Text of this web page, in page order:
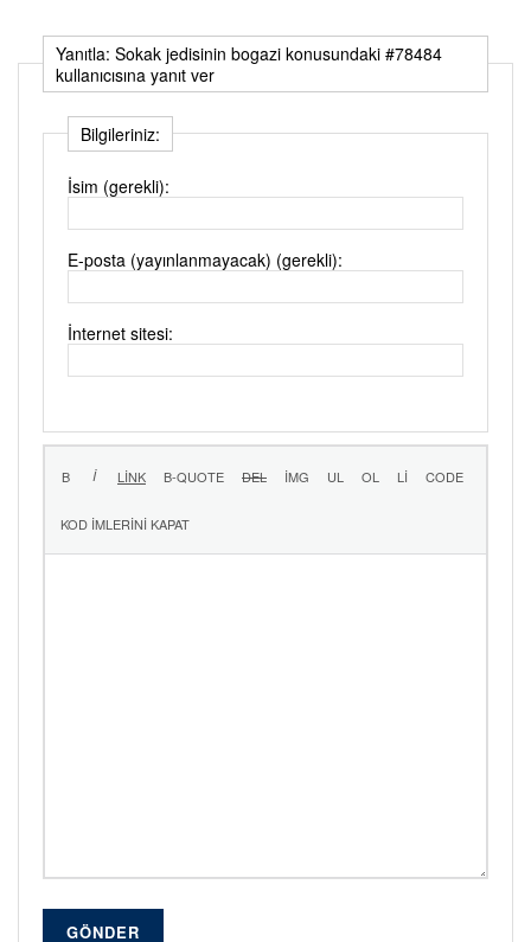
Yanıtla: Sokak jedisinin bogazi konusundaki #78484
kullanıcısına yanıt ver
Bilgileriniz:
İsim (gerekli):
E-posta (yayınlanmayacak) (gerekli):
İnternet sitesi:
GÖNDER